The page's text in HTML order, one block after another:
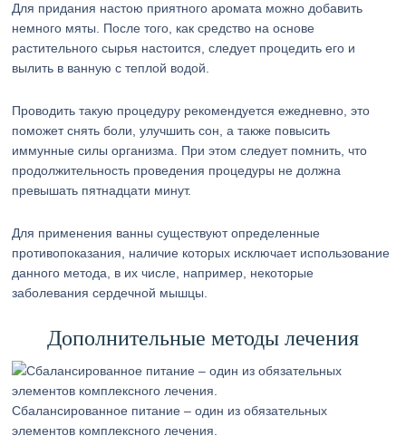
Для придания настою приятного аромата можно добавить
немного мяты. После того, как средство на основе
растительного сырья настоится, следует процедить его и
вылить в ванную с теплой водой.
Проводить такую процедуру рекомендуется ежедневно, это
поможет снять боли, улучшить сон, а также повысить
иммунные силы организма. При этом следует помнить, что
продолжительность проведения процедуры не должна
превышать пятнадцати минут.
Для применения ванны существуют определенные
противопоказания, наличие которых исключает использование
данного метода, в их числе, например, некоторые
заболевания сердечной мышцы.
Дополнительные методы лечения
Сбалансированное питание – один из обязательных
элементов комплексного лечения.